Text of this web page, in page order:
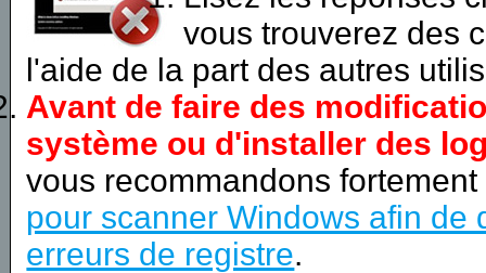
vous trouverez des
l'aide de la part des autres
Avant de faire des
système ou d'installer des
vous recommandons
pour scanner Windows afin de
erreurs de registre.